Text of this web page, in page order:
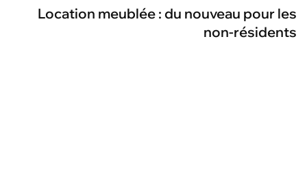
Location meublée : du nouveau pour les
non-résidents